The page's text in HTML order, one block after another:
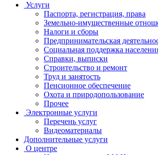
Услуги
Паспорта, регистрация, права
Земельно-имущественные
Налоги и сборы
Предпринимательская
Социальная поддержка
Справки, выписки
Строительство и ремонт
Труд и занятость
Пенсионное обеспечение
Охота и природопользование
Прочее
Электронные услуги
Перечень услуг
Видеоматериалы
Дополнительные услуги
О центре